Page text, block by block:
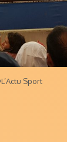
Sport